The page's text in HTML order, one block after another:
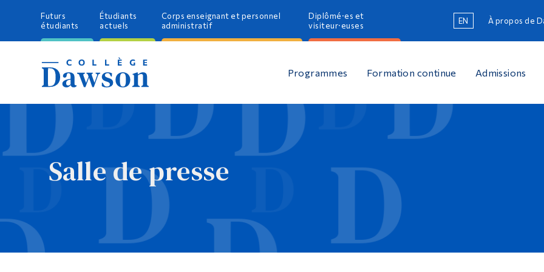
Futurs
étudiants
Étudiants
actuels
Corps enseignant et personnel
administratif
Diplômé·es et
visiteur·euses
EN À propos de
Programmes Formation continue Admissions
Salle de presse